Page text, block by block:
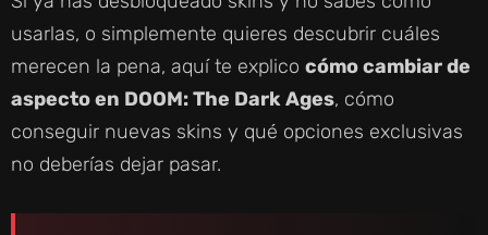
usarlas, o simplemente quieres descubrir cuáles
merecen la pena, aquí te explico cómo cambiar de
aspecto en DOOM: The Dark Ages, cómo
conseguir nuevas skins y qué opciones exclusivas
no deberías dejar pasar.